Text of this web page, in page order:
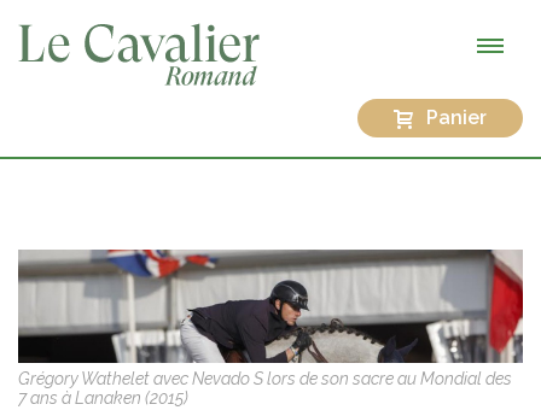
Panier
Grégory Wathelet avec Nevado S lors de son sacre au Mondial des
7 ans à Lanaken (2015)